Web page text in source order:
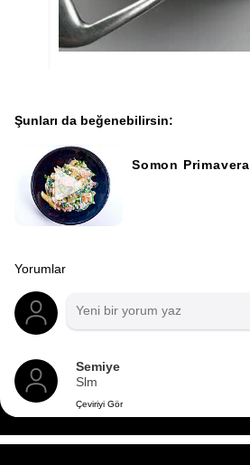
Şunları da beğenebilirsin:
Somon Primavera
Yorumlar
Semiye
Slm
Çeviriyi Gör